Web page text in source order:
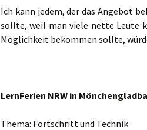
Ich kann jedem, der das Angebot
sollte, weil man viele nette Leute
Möglichkeit bekommen sollte,
LernFerien NRW in
Thema: Fortschritt und Technik